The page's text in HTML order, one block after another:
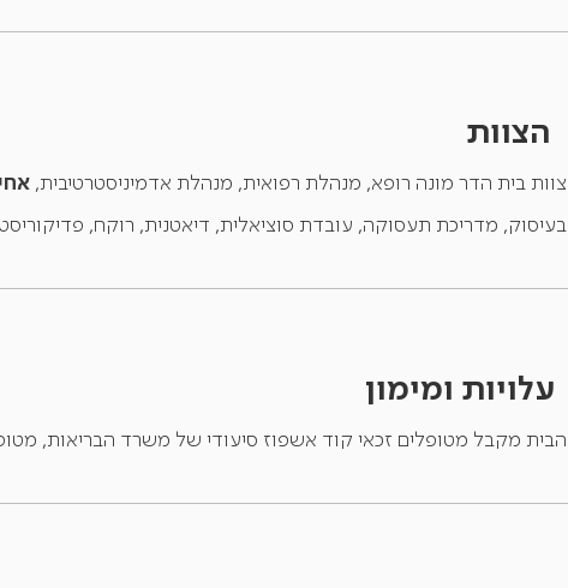
הצוות
צוות בית הדר מונה רופא, מנהלת רפואית, מנהלת אדמיניסטרטיבית,
בעיסוק, מדריכת תעסוקה, עובדת סוציאלית, דיאטנית, רוקח,
עלויות ומימון
הבית מקבל מטופלים זכאי קוד אשפוז סיעודי של משרד הבריאות,